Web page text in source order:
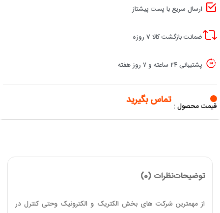
ارسال سریع با پست پیشتاز
ضمانت بازگشت کالا 7 روزه
پشتیبانی ۲۴ ساعته و ۷ روز هفته
قیمت محصول : تماس بگیرید
توضیحاتنظرات (0)
از مهمترین شرکت های بخش الکتریک و الکترونیک وحتی کنترل در